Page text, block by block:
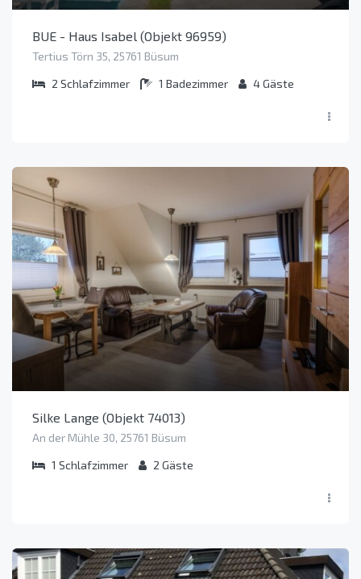
BUE - Haus Isabel (Objekt 96959)
Tertius Törn 35, 25761 Büsum
2 Schlafzimmer 1 Badezimmer 4Gäste
Silke Lange (Objekt 74013)
An der Mühle 30, 25761 Büsum
1 Schlafzimmer 2 Gäste